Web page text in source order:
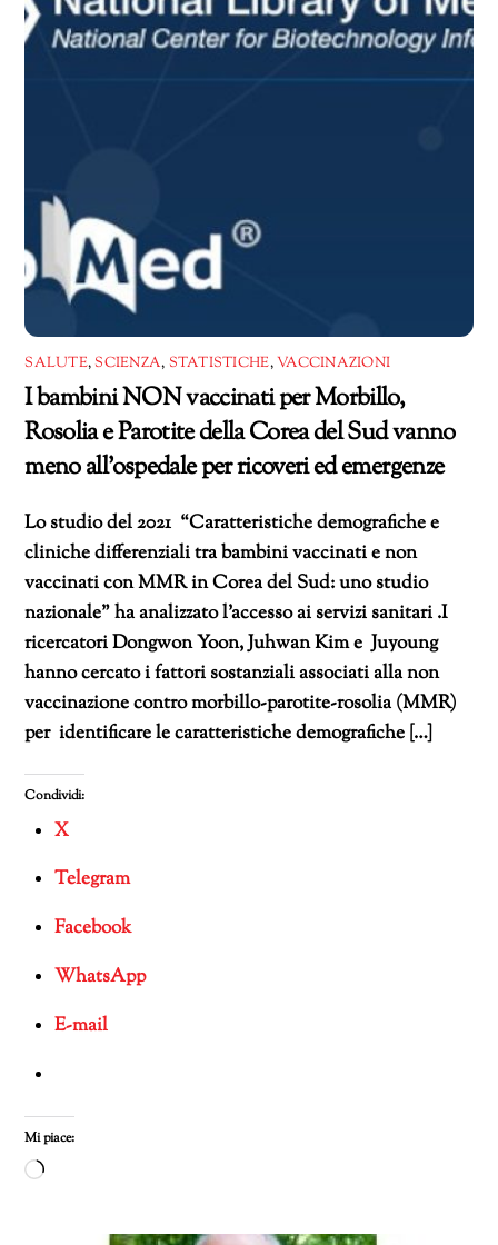
SALUTE,SCIENZA, STATISTICHE,VACCINAZIONI
I bambini NON vaccinati per Morbillo,
Rosolia e Parotite della Corea del Sud vanno
meno all’ospedale per ricoveri ed emergenze
Lo studio del 2021 “Caratteristiche demografiche e
cliniche differenziali tra bambini vaccinati e non
vaccinati con MMR in Corea del Sud: uno studio
nazionale” ha analizzato l’accesso ai servizi sanitari .I
ricercatori Dongwon Yoon, Juhwan Kim e Juyoung
hanno cercato i fattori sostanziali associati alla non
vaccinazione contro morbillo-parotite-rosolia (MMR)
per identificare le caratteristiche demografiche […]
Condividi:
X
Telegram
Facebook
WhatsApp
E-mail
Mi piace:
Caricamento